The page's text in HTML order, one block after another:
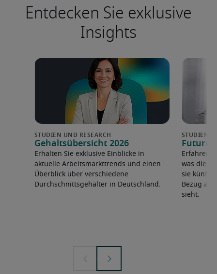
Entdecken Sie exklusive
Insights
Gehaltsübersicht 2026
Erhalten Sie exklusive Einblicke in
aktuelle Arbeitsmarkttrends und einen
Überblick über verschiedene
Durchschnittsgehälter in Deutschland.
Future
Erfahren
was die
sie
Bezug
sieht.